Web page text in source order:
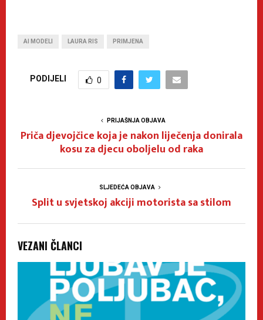
AI MODELI LAURA RIS PRIMJENA
PODIJELI 0
PRIJAŠNJA OBJAVA
Priča djevojčice koja je nakon liječenja donirala
kosu za djecu oboljelu od raka
SLJEDEĆA OBJAVA
Split u svjetskoj akciji motorista sa stilom
VEZANI ČLANCI